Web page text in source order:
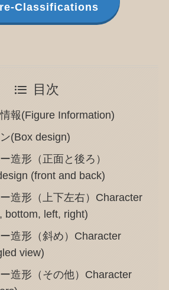
Classifications
目次
報(Figure Information)
(Box design)
造形（正面と後ろ）
(front and back)
造形（上下左右）Character
bottom, left, right)
造形（斜め）Character
view)
造形（その他）Character